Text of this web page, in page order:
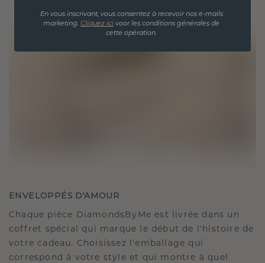
ENVELOPPÉS D'AMOUR
Chaque pièce DiamondsByMe est livrée dans un
coffret spécial qui marque le début de l'histoire de
votre cadeau. Choisissez l'emballage qui
correspond à votre style et qui montre à quel
En vous inscrivant, vous consentez à recevoir nos e-mails
marketing. Cliquez ici voor les conditions générales de
cette opération.